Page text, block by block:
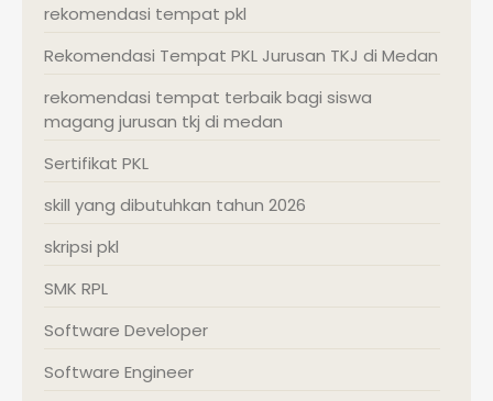
rekomendasi tempat pkl
Rekomendasi Tempat PKL Jurusan TKJ di Medan
rekomendasi tempat terbaik bagi siswa
magang jurusan tkj di medan
Sertifikat PKL
skill yang dibutuhkan tahun 2026
skripsi pkl
SMK RPL
Software Developer
Software Engineer